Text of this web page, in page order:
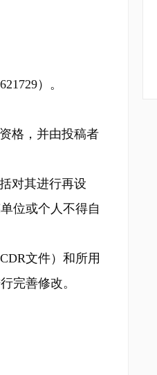
）。
格，并由投稿者
对其进行再设
位或个人不得自
文件）和所用
完善修改。